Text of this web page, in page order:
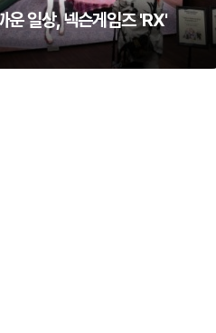
운 일상, 넥슨게임즈 'RX'